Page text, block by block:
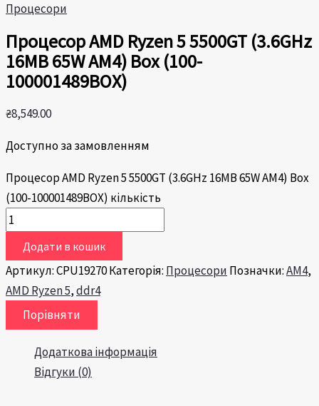
Процесори
Процесор AMD Ryzen 5 5500GT (3.6GHz
16MB 65W AM4) Box (100-
100001489BOX)
₴8,549.00
Доступно за замовленням
Процесор AMD Ryzen 5 5500GT (3.6GHz 16MB 65W AM4) Box
(100-100001489BOX) кількість
Додати в кошик
Артикул:CPU19270Категорія: Процесори Позначки:AM4,
AMD Ryzen 5,ddr4
Порівняти
Додаткова інформація
Відгуки (0)